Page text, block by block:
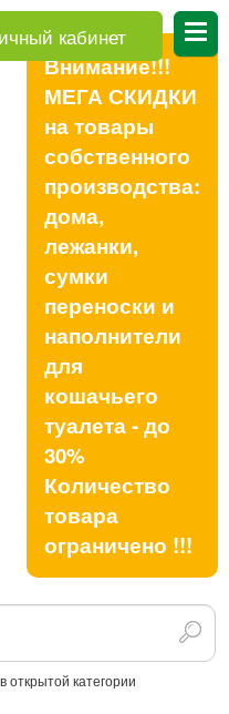
кабинет
Внимание!!!
МЕГА СКИДКИ
на товары
собственного
производства:
дома,
лежанки,
сумки
переноски и
наполнители
для
кошачьего
туалета - до
30%
Количество
товара
ограничено !!!
открытой категории